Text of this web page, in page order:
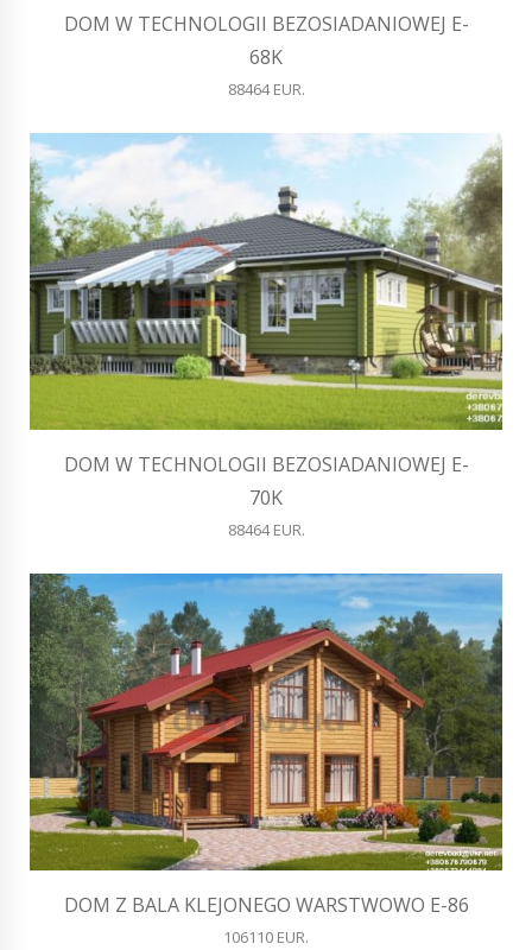
DOM W TECHNOLOGII BEZOSIADANIOWEJ E-
68K
88464 EUR.
DOM W TECHNOLOGII BEZOSIADANIOWEJ E-
70K
88464 EUR.
DOM Z BALA KLEJONEGO WARSTWOWO E-86
106110 EUR.